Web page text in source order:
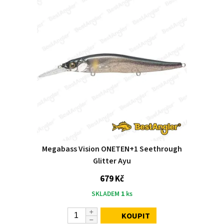
Megabass Vision ONETEN+1 Seethrough
Glitter Ayu
679 Kč
SKLADEM 1 ks
KOUPIT